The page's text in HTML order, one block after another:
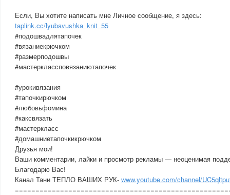
Если, Вы хотите написать мне Личное сообщение, я здесь:
taplink.cc/lyubavushka_knit_55
#подошвадлятапочек
#вязаниекрючком
#размерподошвы
#мастерклассповязаниютапочек
#урокивязания
#тапочкирючком
#любовьфомина
#каксвязать
#мастеркласс
#домашниетапочкикрючком
Друзья мои!
Ваши комментарии, лайки и просмотр рекламы — неоценимая
Благодарю Вас!
Канал Тани ТЕПЛО ВАШИХ РУК- www.youtube.com/channel/